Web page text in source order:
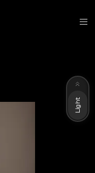
Light
Dark